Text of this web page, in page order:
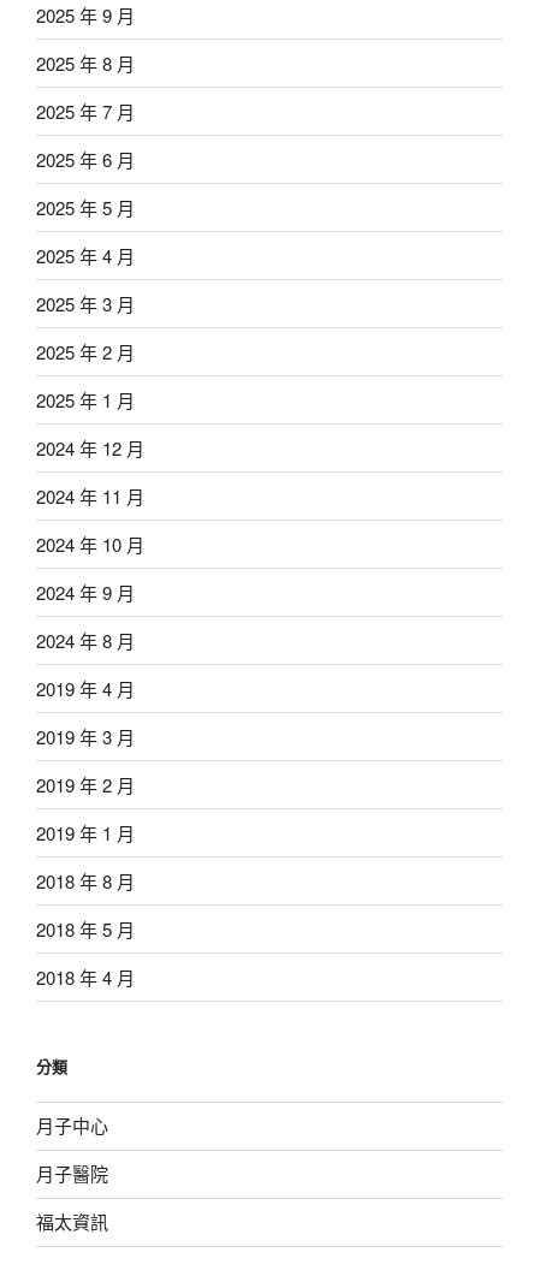
2025 年 9 月
2025 年 8 月
2025 年 7 月
2025 年 6 月
2025 年 5 月
2025 年 4 月
2025 年 3 月
2025 年 2 月
2025 年 1 月
2024 年 12 月
2024 年 11 月
2024 年 10 月
2024 年 9 月
2024 年 8 月
2019 年 4 月
2019 年 3 月
2019 年 2 月
2019 年 1 月
2018 年 8 月
2018 年 5 月
2018 年 4 月
分類
月子中心
月子醫院
福太資訊